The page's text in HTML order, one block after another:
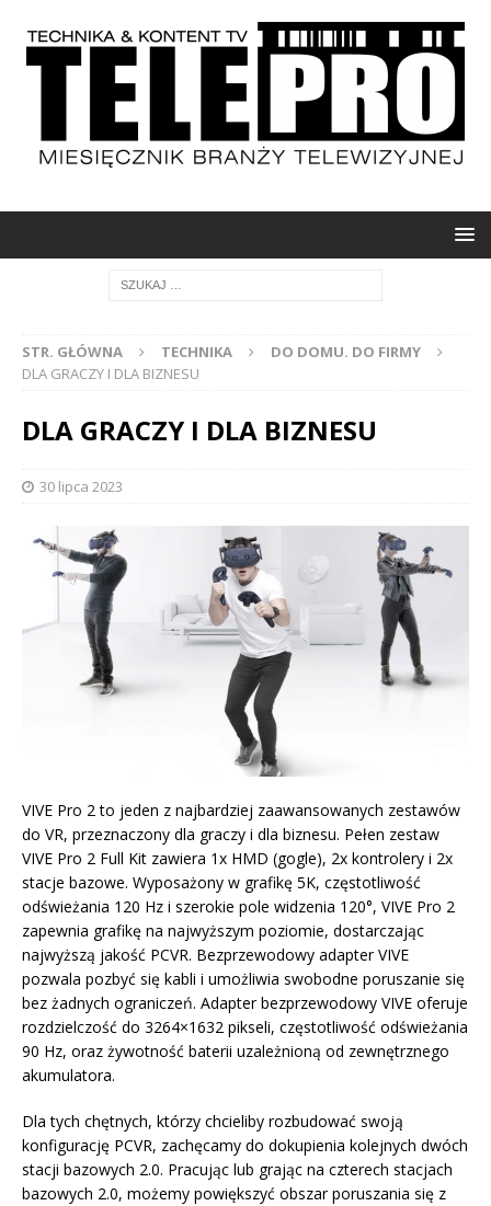
STR. GŁÓWNA TECHNIKA
DO DOMU. DO FIRMY
DLA GRACZY I DLA BIZNESU
DLA GRACZY I DLA BIZNESU
30 lipca 2023
VIVE Pro 2 to jeden z najbardziej zaawansowanych zestawów
do VR, przeznaczony dla graczy i dla biznesu. Pełen zestaw
VIVE Pro 2 Full Kit zawiera 1x HMD (gogle), 2x kontrolery i 2x
stacje bazowe. Wyposażony w grafikę 5K, częstotliwość
odświeżania 120 Hz i szerokie pole widzenia 120°, VIVE Pro 2
zapewnia grafikę na najwyższym poziomie, dostarczając
najwyższą jakość PCVR. Bezprzewodowy adapter VIVE
pozwala pozbyć się kabli i umożliwia swobodne poruszanie się
bez żadnych ograniczeń. Adapter bezprzewodowy VIVE oferuje
rozdzielczość do 3264×1632 pikseli, częstotliwość odświeżania
90 Hz, oraz żywotność baterii uzależnioną od zewnętrznego
akumulatora.
Dla tych chętnych, którzy chcieliby rozbudować swoją
konfigurację PCVR, zachęcamy do dokupienia kolejnych dwóch
stacji bazowych 2.0. Pracując lub grając na czterech stacjach
bazowych 2.0, możemy powiększyć obszar poruszania się z